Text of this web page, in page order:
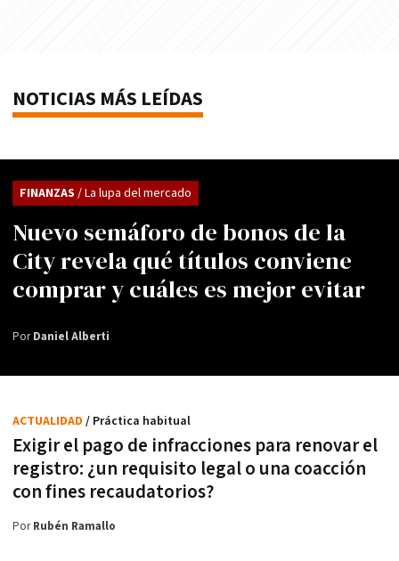
NOTICIAS MÁS LEÍDAS
Nuevo semáforo de bonos de la
City revela qué títulos conviene
comprar y cuáles es mejor evitar
FINANZAS / La lupa del mercado
PorDaniel Alberti
Exigir el pago de infracciones para renovar el
registro: ¿un requisito legal o una coacción
con fines recaudatorios?
ACTUALIDAD / Práctica habitual
PorRubén Ramallo